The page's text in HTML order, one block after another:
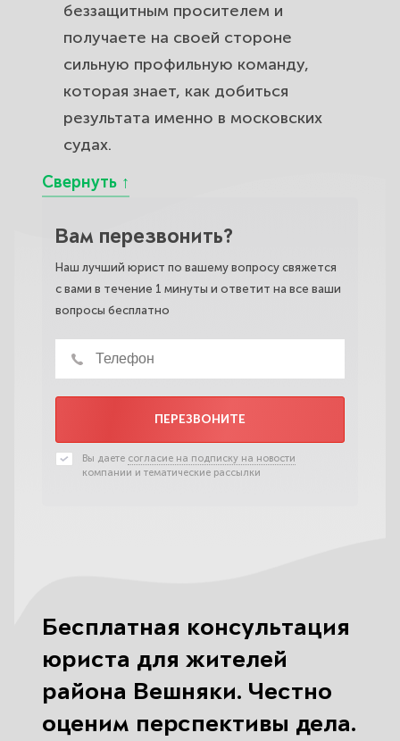
беззащитным просителем и
получаете на своей стороне
сильную профильную команду,
которая знает, как добиться
результата именно в московских
судах.
Вам перезвонить?
Наш лучший юрист по вашему вопросу свяжется
с вами в течение 1 минуты и ответит на все ваши
вопросы бесплатно
ПЕРЕЗВОНИТЕ
Вы даете согласие на подписку на новости
компании и тематические рассылки
Бесплатная консультация
юриста для жителей
района Вешняки. Честно
оценим перспективы дела.